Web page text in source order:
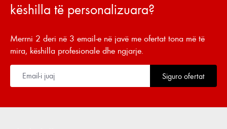
këshilla të personalizuara?
Merrni 2 deri në 3 email-e në javë me ofertat tona më të
mira, këshilla profesionale dhe ngjarje.
Siguro ofertat